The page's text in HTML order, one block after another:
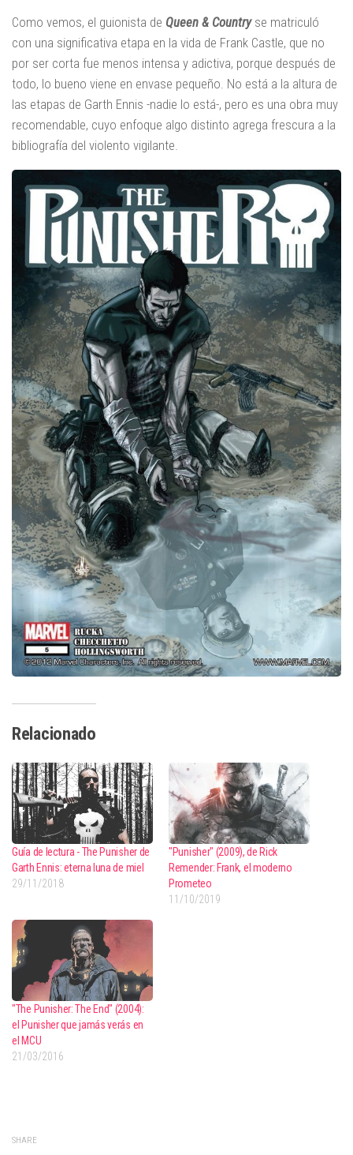
Como vemos, el guionista de Queen & Countryse matriculó
con una significativa etapa en la vida de Frank Castle, que no
por ser corta fue menos intensa y adictiva, porque después de
todo, lo bueno viene en envase pequeño. No está a la altura de
las etapas de Garth Ennis -nadie lo está-, pero es una obra muy
recomendable, cuyo enfoque algo distinto agrega frescura a la
bibliografía del violento vigilante.
Relacionado
Guía de lectura - The Punisher de
Garth Ennis: eterna luna de miel
29/11/2018
"Punisher" (2009), de Rick
Remender: Frank, el moderno
Prometeo
11/10/2019
"The Punisher: The End" (2004):
el Punisher que jamás verás en
el MCU
21/03/2016
SHARE